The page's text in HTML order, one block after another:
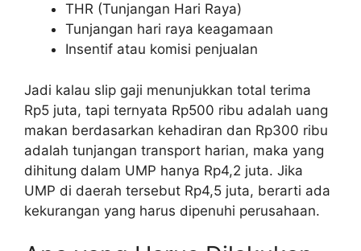
THR (Tunjangan Hari Raya)
Tunjangan hari raya keagamaan
Insentif atau komisi penjualan
Jadi kalau slip gaji menunjukkan total terima
Rp5 juta, tapi ternyata Rp500 ribu adalah uang
makan berdasarkan kehadiran dan Rp300 ribu
adalah tunjangan transport harian, maka yang
dihitung dalam UMP hanya Rp4,2 juta. Jika
UMP di daerah tersebut Rp4,5 juta, berarti ada
kekurangan yang harus dipenuhi perusahaan.